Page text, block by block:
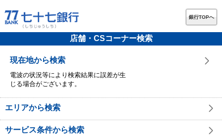
銀行TOPへ
店舗・CSコーナー検索
現在地から検索
電波の状況等により検索結果に誤差が生
じる場合がございます。
エリアから検索
サービス条件から検索